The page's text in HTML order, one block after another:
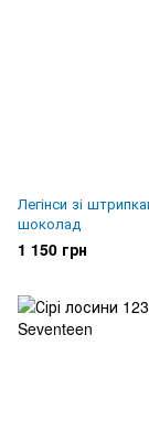
Легінси зі
шоколад
1 150 грн